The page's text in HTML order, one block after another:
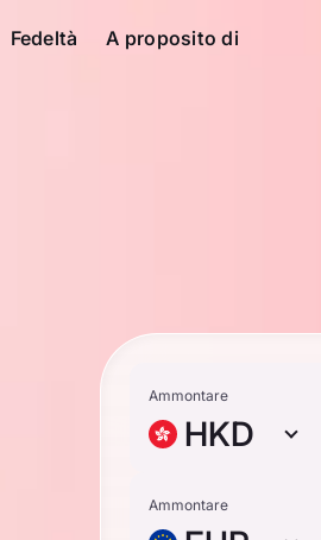
Fedeltà A proposito di
Ammontare
HKD
Ammontare